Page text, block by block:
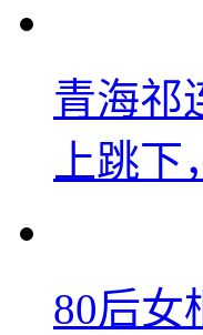
青海祁
上跳
80后女